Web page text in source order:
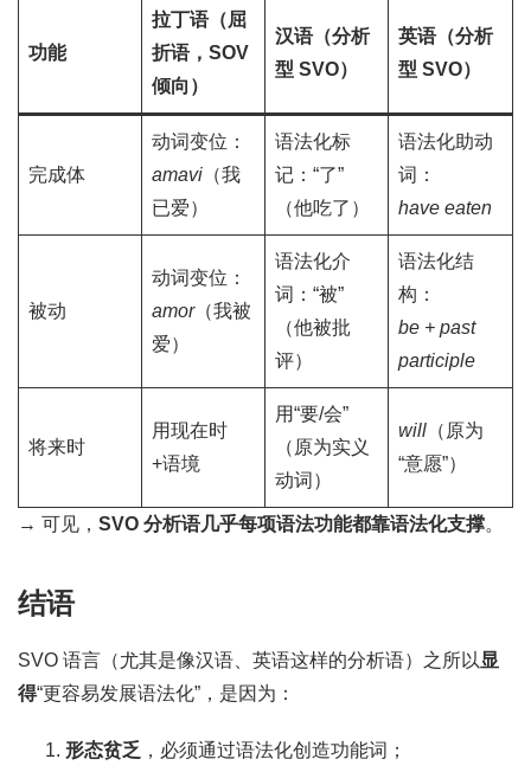
功能
拉丁语（屈
折语，SOV
倾向）
汉语（分析
型 SVO）
英语（分析
型 SVO）
完成体
动词变位：
amavi （我
已爱）
语法化标
记：“了”
（他吃了）
语法化助动
词：
have eaten
被动
动词变位：
amor（我被
爱）
语法化介
词：“被”
（他被批
评）
语法化结
构：
be + past
participle
将来时
用现在时
+语境
用“要/会”
（原为实义
动词）
will （原为
“意愿”）
→ 可见， SVO 分析语几乎每项语法功能都靠语法化支撑。
结语
SVO 语言（尤其是像汉语、英语这样的分析语）之所以 显
得“更容易发展语法化”，是因为：
形态贫乏 ，必须通过语法化创造功能词；